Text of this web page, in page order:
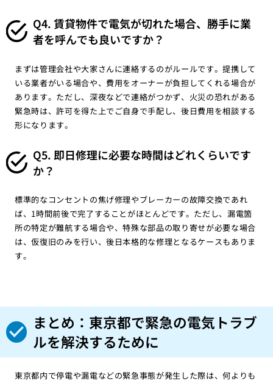
Q4. 賃貸物件で電気が切れた場合、勝手に業
者を呼んでも良いですか？
まずは管理会社や大家さんに連絡するのがルールです。提携して
いる業者がいる場合や、費用をオーナーが負担してくれる場合が
あります。ただし、深夜などで連絡がつかず、火災の恐れがある
緊急時は、許可を得た上でご自身で手配し、後日費用を相談する
形になります。
Q5. 即日修理に必要な時間はどれくらいです
か？
標準的なコンセントの焦げ修理やブレーカーの故障交換であれ
ば、1時間前後で完了することがほとんどです。ただし、漏電箇
所の特定が難航する場合や、特殊な部品の取り寄せが必要な場合
は、仮復旧のみを行い、後日本格的な修理となるケースもありま
す。
まとめ：東京都で緊急の電気トラブ
ルを解決するために
東京都内で停電や漏電などの緊急事態が発生した際は、何よりも